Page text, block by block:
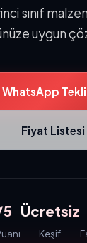
sınıf
uygun
WhatsApp
Fiyat Listesi
Ücretsiz
Keşif